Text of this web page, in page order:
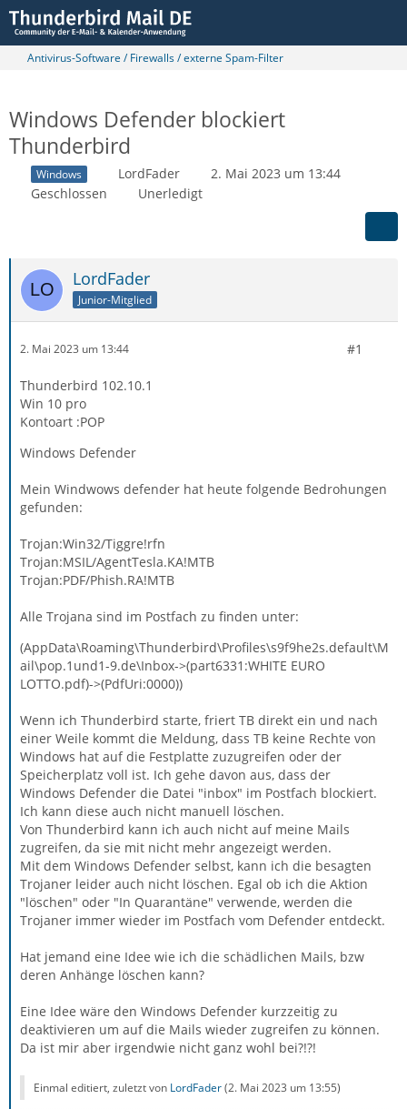
Antivirus-Software / Firewalls / externe Spam-Filter
Windows Defender blockiert
Thunderbird
Windows LordFader
2. Mai 2023 um 13:44
Geschlossen
Unerledigt
LordFader
Junior-Mitglied
2. Mai 2023 um 13:44 #1
Thunderbird 102.10.1
Win 10 pro
Kontoart :POP
Windows Defender
Mein Windwows defender hat heute folgende Bedrohungen
gefunden:
Trojan:Win32/Tiggre!rfn
Trojan:MSIL/AgentTesla.KA!MTB
Trojan:PDF/Phish.RA!MTB
Alle Trojana sind im Postfach zu finden unter:
(AppData\Roaming\Thunderbird\Profiles\s9f9he2s.default\M
ail\pop.1und1-9.de\Inbox->(part6331:WHITE EURO
LOTTO.pdf)->(PdfUri:0000))
Wenn ich Thunderbird starte, friert TB direkt ein und nach
einer Weile kommt die Meldung, dass TB keine Rechte von
Windows hat auf die Festplatte zuzugreifen oder der
Speicherplatz voll ist. Ich gehe davon aus, dass der
Windows Defender die Datei "inbox" im Postfach blockiert.
Ich kann diese auch nicht manuell löschen.
Von Thunderbird kann ich auch nicht auf meine Mails
zugreifen, da sie mit nicht mehr angezeigt werden.
Mit dem Windows Defender selbst, kann ich die besagten
Trojaner leider auch nicht löschen. Egal ob ich die Aktion
"löschen" oder "In Quarantäne" verwende, werden die
Trojaner immer wieder im Postfach vom Defender entdeckt.
Hat jemand eine Idee wie ich die schädlichen Mails, bzw
deren Anhänge löschen kann?
Eine Idee wäre den Windows Defender kurzzeitig zu
deaktivieren um auf die Mails wieder zugreifen zu können.
Da ist mir aber irgendwie nicht ganz wohl bei?!?!
Einmal editiert, zuletzt von LordFader(2. Mai 2023 um 13:55)